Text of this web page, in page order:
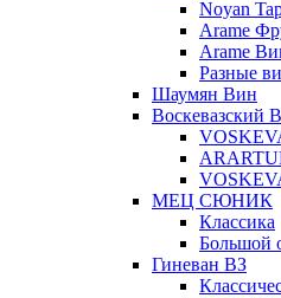
Noyan
Arame
Arame
Разные
Шаумян Вин
Воскевазский
МЕЦ СЮНИК
Классика
Большой
Гиневан ВЗ